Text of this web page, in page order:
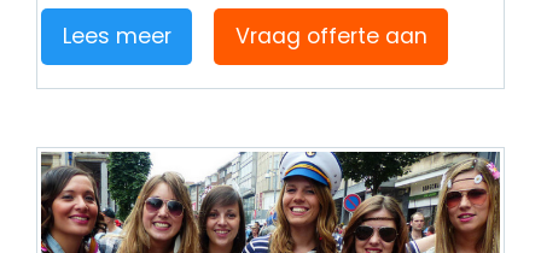
Lees meer Vraag offerte aan